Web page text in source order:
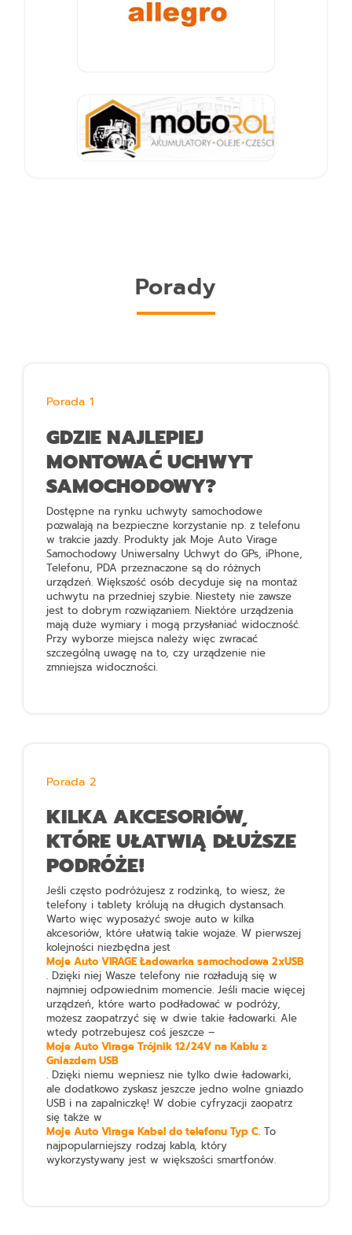
Porady
Porada 1
GDZIE NAJLEPIEJ
MONTOWAĆ UCHWYT
SAMOCHODOWY?
Dostępne na rynku uchwyty samochodowe
pozwalają na bezpieczne korzystanie np. z telefonu
w trakcie jazdy. Produkty jakMoje Auto Virage
Samochodowy Uniwersalny Uchwyt do GPs, iPhone,
Telefonu, PDA przeznaczone są do różnych
urządzeń. Większość osób decyduje się na montaż
uchwytu na przedniej szybie. Niestety nie zawsze
jest to dobrym rozwiązaniem. Niektóre urządzenia
mają duże wymiary i mogą przysłaniać widoczność.
Przy wyborze miejsca należy więc zwracać
szczególną uwagę na to, czy urządzenie nie
zmniejsza widoczności.
Porada 2
KILKA AKCESORIÓW,
KTÓRE UŁATWIĄ DŁUŻSZE
PODRÓŻE!
Jeśli często podróżujesz z rodzinką, to wiesz, że
telefony i tablety królują na długich dystansach.
Warto więc wyposażyć swoje auto w kilka
akcesoriów, które ułatwią takie wojaże. W pierwszej
kolejności niezbędna jest
Moje Auto VIRAGE Ładowarka samochodowa 2xUSB
. Dzięki niej Wasze telefony nie rozładują się w
najmniej odpowiednim momencie. Jeśli macie więcej
urządzeń, które warto podładować w podróży,
możesz zaopatrzyć się w dwie takie ładowarki. Ale
wtedy potrzebujesz coś jeszcze –
Moje Auto Virage Trójnik 12/24V na Kablu z
Gniazdem USB
. Dzięki niemu wepniesz nie tylko dwie ładowarki,
ale dodatkowo zyskasz jeszcze jedno wolne gniazdo
USB i na zapalniczkę! W dobie cyfryzacji zaopatrz
się także w
Moje Auto Virage Kabel do telefonu Typ C. To
najpopularniejszy rodzaj kabla, który
wykorzystywany jest w większości smartfonów.